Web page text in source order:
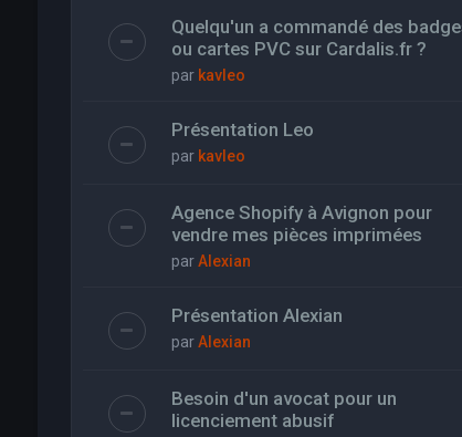
Quelqu'un a commandé des
ou cartes PVC sur Cardalis.fr ?
par kavleo
Présentation Leo
par kavleo
Agence Shopify à Avignon pour
vendre mes pièces imprimées
parAlexian
Présentation Alexian
parAlexian
Besoin d'un avocat pour un
licenciement abusif